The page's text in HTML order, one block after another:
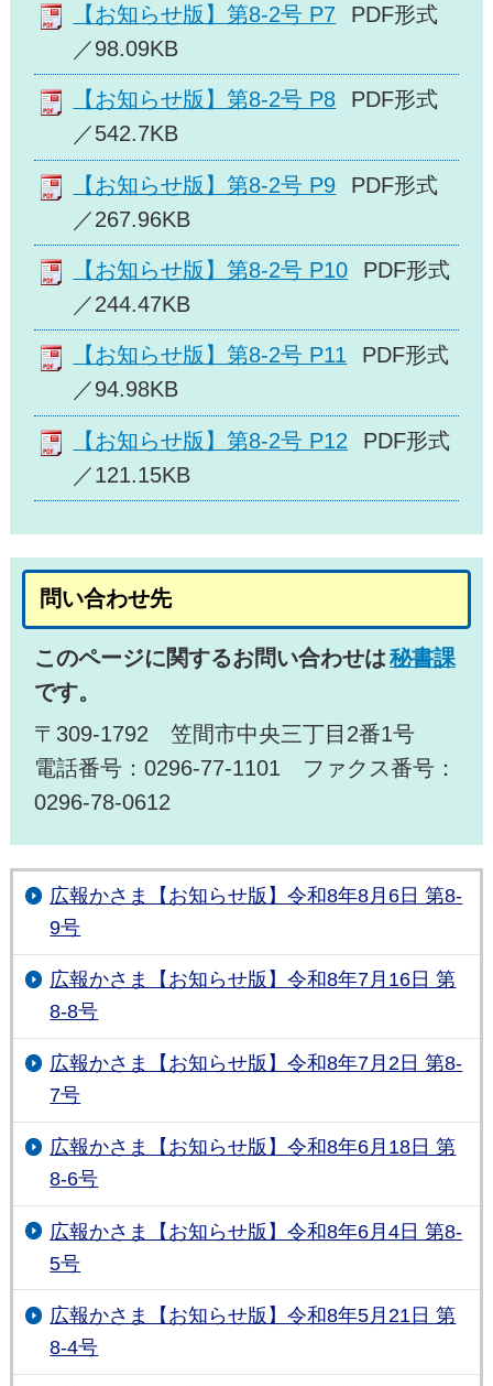
【お知らせ版】第8-2号 P7
PDF形式
／98.09KB
【お知らせ版】第8-2号 P8
PDF形式
／542.7KB
【お知らせ版】第8-2号 P9
PDF形式
／267.96KB
【お知らせ版】第8-2号 P10
PDF形式
／244.47KB
【お知らせ版】第8-2号 P11
PDF形式
／94.98KB
【お知らせ版】第8-2号 P12
PDF形式
／121.15KB
問い合わせ先
このページに関するお問い合わせは秘書課
です。
〒309-1792 笠間市中央三丁目2番1号
電話番号：0296-77-1101 ファクス番号：
0296-78-0612
広報かさま【お知らせ版】令和8年8月6日 第8-
9号
広報かさま【お知らせ版】令和8年7月16日 第
8-8号
広報かさま【お知らせ版】令和8年7月2日 第8-
7号
広報かさま【お知らせ版】令和8年6月18日 第
8-6号
広報かさま【お知らせ版】令和8年6月4日 第8-
5号
広報かさま【お知らせ版】令和8年5月21日 第
8-4号